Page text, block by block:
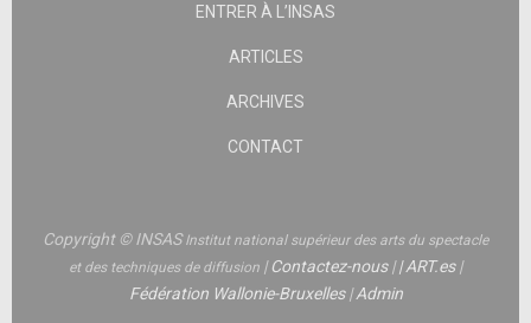
ENTRER À L’INSAS
ARTICLES
ARCHIVES
CONTACT
Copyright © INSASInstitut national supérieur des arts du spectacle
et des techniques de diffusion |Contactez-nous||ART.es|
Fédération Wallonie-Bruxelles|Admin